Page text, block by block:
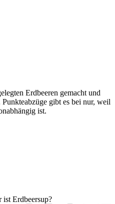
Erdbeeren gemacht und
gibt es bei nur, weil
ist.
ist Erdbeersup?